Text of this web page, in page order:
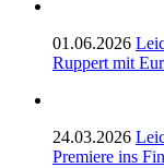
01.06.2026
Ruppert mit
24.03.2026
Premiere ins